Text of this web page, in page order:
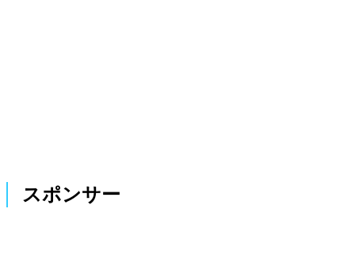
スポンサー